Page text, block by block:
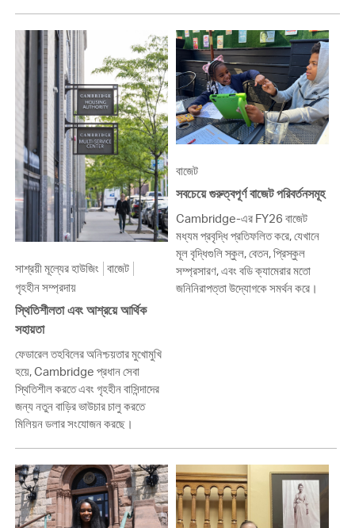
সাশ্রয়ী মূল্যের হাউজিং বাজেট
গৃহহীন সম্প্রদায়
স্থিতিশীলতা এবং আশ্রয়ে আর্থিক
সহায়তা
ফেডারেল তহবিলের অনিশ্চয়তার মুখোমুখি
হয়ে, Cambridge প্রধান সেবা
স্থিতিশীল করতে এবং গৃহহীন বাসিন্দাদের
জন্য নতুন বাড়ির ভাউচার চালু করতে
মিলিয়ন ডলার সংযোজন করছে।
বাজেট
সবচেয়ে গুরুত্বপূর্ণ বাজেট পরিবর্তনসমূহ
Cambridge-এর FY26 বাজেট
মধ্যম প্রবৃদ্ধি প্রতিফলিত করে, যেখানে
মূল বৃদ্ধিগুলি স্কুল, বেতন, প্রিস্কুল
সম্প্রসারণ, এবং বডি ক্যামেরার মতো
জনিনিরাপত্তা উদ্যোগকে সমর্থন করে।